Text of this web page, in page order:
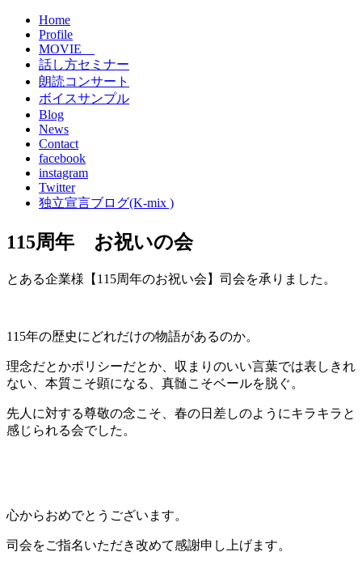
Home
Profile
MOVIE
話し方セミナー
朗読コンサート
ボイスサンプル
Blog
News
Contact
facebook
instagram
Twitter
独立宣言ブログ(K-mix )
115周年 お祝いの会
とある企業様【115周年のお祝い会】司会を承りました。
115年の歴史にどれだけの物語があるのか。
理念だとかポリシーだとか、収まりのいい言葉では表しきれ
ない、本質こそ顕になる、真髄こそベールを脱ぐ。
先人に対する尊敬の念こそ、春の日差しのようにキラキラと
感じられる会でした。
心からおめでとうございます。
司会をご指名いただき改めて感謝申し上げます。